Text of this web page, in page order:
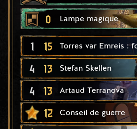
0 Lampe magique
1 15 Torres var Emreis :
4 13 Stefan Skellen
4 13 Artaud Terranova
12 Conseil de guerre